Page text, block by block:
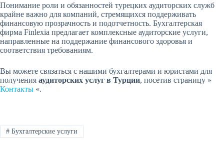
Понимание роли и обязанностей турецких аудиторских служб
крайне важно для компаний, стремящихся поддерживать
финансовую прозрачность и подотчетность. Бухгалтерская
фирма Finlexia предлагает комплексные аудиторские услуги,
направленные на поддержание финансового здоровья и
соответствия требованиям.
Вы можете связаться с нашими бухгалтерами и юристами для
получения аудиторских услуг в Турции, посетив страницу »
Контакты «.
#Бухгалтерские услуги